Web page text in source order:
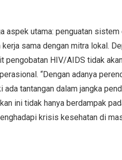
aspek utama: penguatan
sama dengan mitra lokal.
pengobatan HIV/AIDS tidak
“Dengan adanya
tantangan dalam jangka
ini tidak hanya berdampak
krisis kesehatan di